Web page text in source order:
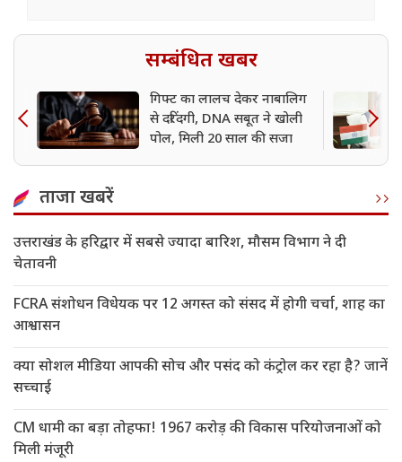
सम्बंधित खबर
गिफ्ट का लालच देकर नाबालिग
से दरिंदगी, DNA सबूत ने खोली
पोल, मिली 20 साल की सजा
ताजा खबरें
उत्तराखंड के हरिद्वार में सबसे ज्यादा बारिश, मौसम विभाग ने दी
चेतावनी
FCRA संशोधन विधेयक पर 12 अगस्त को संसद में होगी चर्चा, शाह का
आश्वासन
क्या सोशल मीडिया आपकी सोच और पसंद को कंट्रोल कर रहा है? जानें
सच्चाई
CM धामी का बड़ा तोहफा! 1967 करोड़ की विकास परियोजनाओं को
मिली मंजूरी